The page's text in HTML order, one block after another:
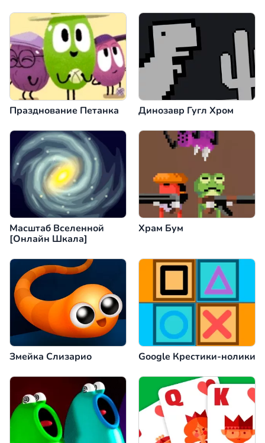
Празднование Петанка Динозавр Гугл Хром
Масштаб Вселенной
[Онлайн Шкала]
Храм Бум
Змейка Слизарио Google Крестики-нолики